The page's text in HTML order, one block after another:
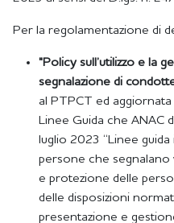
Per la regolamentazione di
"Policy sull’utilizzo e la
segnalazione di
al PTPCT ed
Linee Guida che ANAC
luglio 2023 “Linee
persone che segnalano
e protezione delle
delle disposizioni
presentazione e